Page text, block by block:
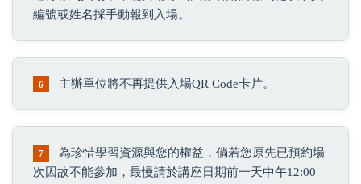
編號或姓名採手動報到入場。
6 主辦單位將不再提供入場QR Code卡片。
7
為珍惜學習資源與您的權益，倘若您原先已預約場
次因故不能參加，最慢請於講座日期前一天中午12:00